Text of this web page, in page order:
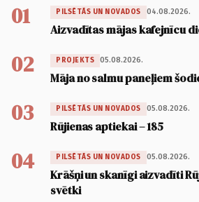
01 PILSĒTĀS UN NOVADOS 04.08.2026.
Aizvadītas mājas kafejnīcu
02 PROJEKTS 05.08.2026.
Māja no salmu paneļiem
03 PILSĒTĀS UN NOVADOS 05.08.2026.
Rūjienas aptiekai – 185
04 PILSĒTĀS UN NOVADOS 05.08.2026.
Krāšņi un skanīgi aizvadīti
svētki